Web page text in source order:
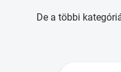
De a többi